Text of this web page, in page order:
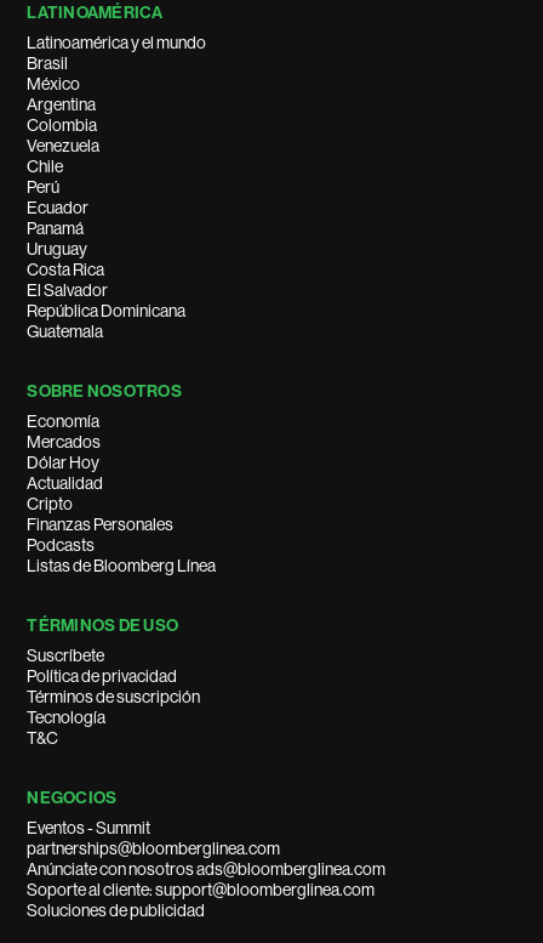
LATINOAMÉRICA
Latinoamérica y el mundo
Brasil
México
Argentina
Colombia
Venezuela
Chile
Perú
Ecuador
Panamá
Uruguay
Costa Rica
El Salvador
República Dominicana
Guatemala
SOBRE NOSOTROS
Economía
Mercados
Dólar Hoy
Actualidad
Cripto
Finanzas Personales
Podcasts
Listas de Bloomberg Línea
TÉRMINOS DE USO
Suscríbete
Política de privacidad
Términos de suscripción
Tecnología
T&C
NEGOCIOS
Eventos - Summit
partnerships@bloomberglinea.com
Anúnciate con nosotros ads@bloomberglinea.com
Soporte al cliente: support@bloomberglinea.com
Soluciones de publicidad